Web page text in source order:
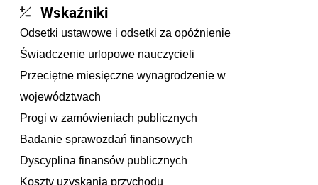
Wskaźniki
Odsetki ustawowe i odsetki za opóźnienie
Świadczenie urlopowe nauczycieli
Przeciętne miesięczne wynagrodzenie w
województwach
Progi w zamówieniach publicznych
Badanie sprawozdań finansowych
Dyscyplina finansów publicznych
Koszty uzyskania przychodu